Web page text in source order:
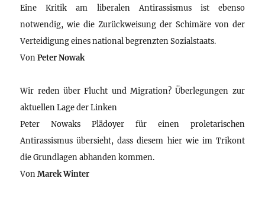
Eine Kritik am liberalen Antirassismus ist ebenso
notwendig, wie die Zurückweisung der Schimäre von der
Verteidigung eines national begrenzten Sozialstaats.
VonPeter Nowak
Wir reden über Flucht und Migration? Überlegungen zur
aktuellen Lage der Linken
Peter Nowaks Plädoyer für einen proletarischen
Antirassismus übersieht, dass diesem hier wie im Trikont
die Grundlagen abhanden kommen.
VonMarek Winter